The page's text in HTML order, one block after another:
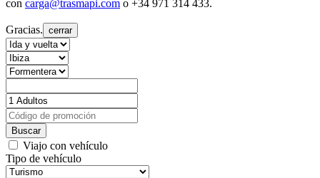
con carga@trasmapi.com o +34 971 314 433.
Gracias. cerrar
Buscar
Viajo con vehículo
Tipo de vehículo